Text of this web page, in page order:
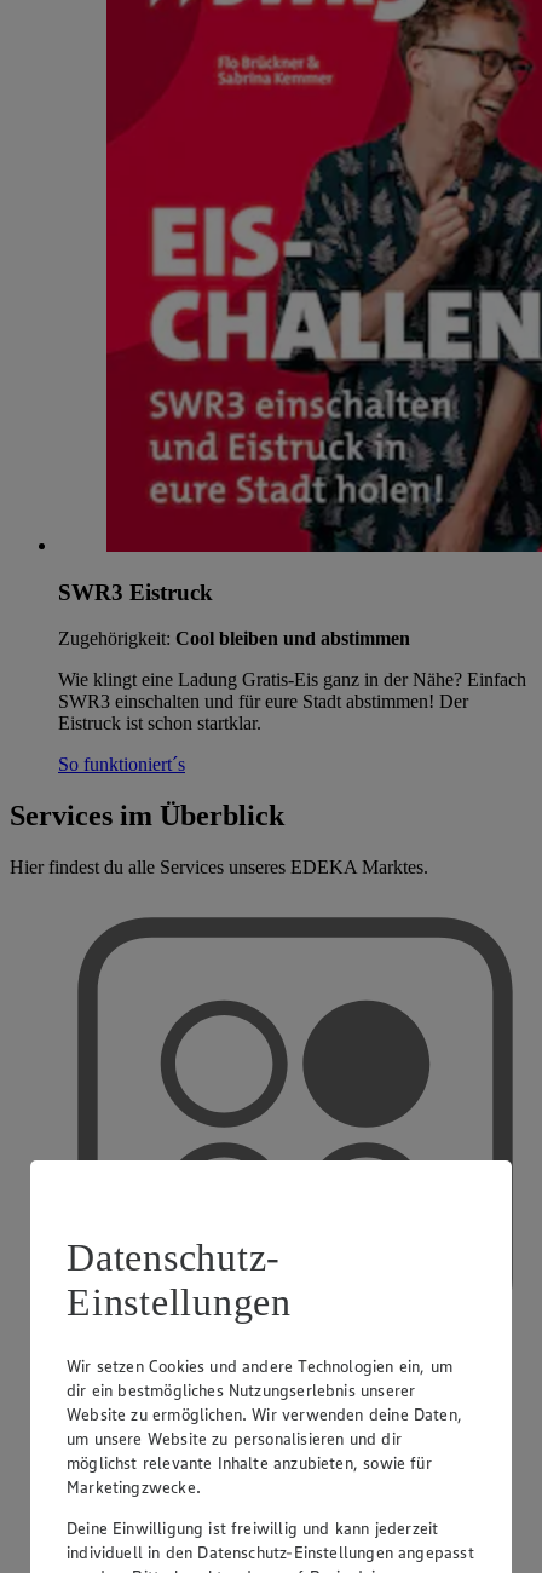
SWR3 Eistruck
Zugehörigkeit: Cool bleiben und abstimmen
Wie klingt eine Ladung Gratis-Eis ganz in der Nähe? Einfach
SWR3 einschalten und für eure Stadt abstimmen! Der
Eistruck ist schon startklar.
So funktioniert´s
Services im Überblick
Hier findest du alle Services unseres EDEKA Marktes.
PAYBACK
Datenschutz-
Einstellungen
Wir setzen Cookies und andere Technologien ein, um
dir ein bestmögliches Nutzungserlebnis unserer
Website zu ermöglichen. Wir verwenden deine Daten,
um unsere Website zu personalisieren und dir
möglichst relevante Inhalte anzubieten, sowie für
Marketingzwecke.
Deine Einwilligung ist freiwillig und kann jederzeit
individuell in den Datenschutz-Einstellungen angepasst